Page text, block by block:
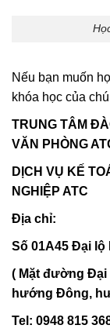
Nếu bạn muốn
khóa học của
TRUNG TÂM
VĂN PHÒNG
DỊCH VỤ KẾ
NGHIỆP ATC
Địa chỉ:
Số 01A45 Đại
( Mặt đường Đại
hướng Đông,
Tel: 0948 815